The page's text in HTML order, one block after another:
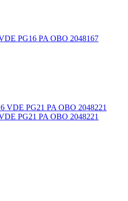
PG16 PA OBO 2048167
PG21 PA OBO 2048221